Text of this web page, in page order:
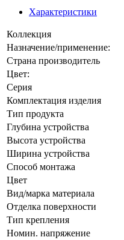
Характеристики
Коллекция
Назначение/применение:
Страна производитель
Цвет:
Серия
Комплектация изделия
Тип продукта
Глубина устройства
Высота устройства
Ширина устройства
Способ монтажа
Цвет
Вид/марка материала
Отделка поверхности
Тип крепления
Номин. напряжение